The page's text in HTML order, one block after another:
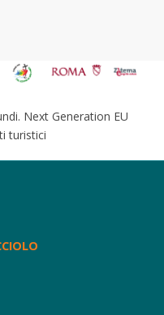
Next Generation EU
turistici